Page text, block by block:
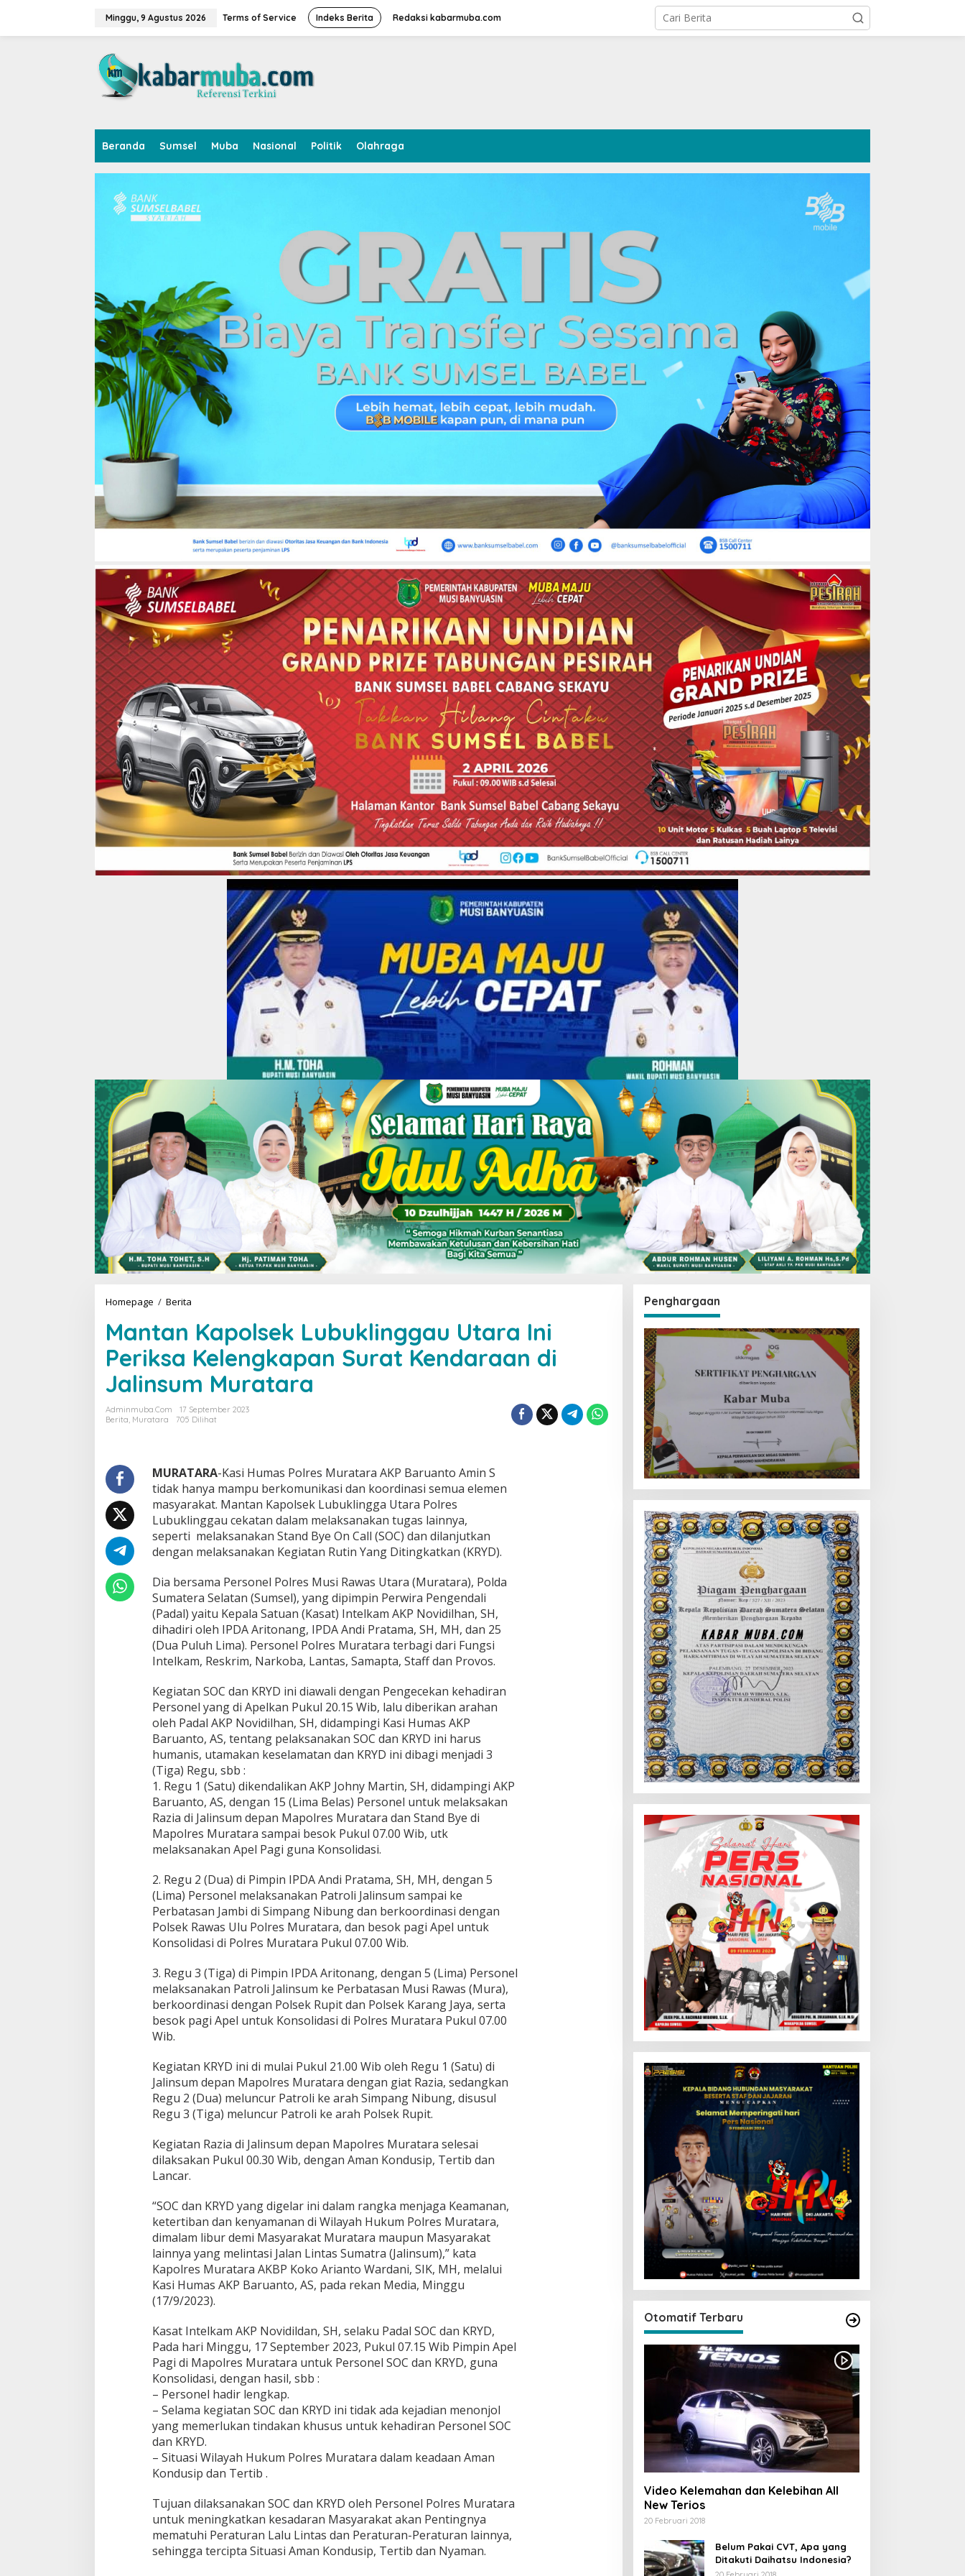
Minggu, 9 Agustus 2026 Terms of Service Indeks Berita Redaksi kabarmuba.com
Beranda Sumsel Muba Nasional Politik Olahraga
Homepage / Berita
n
a
n
K
a
p
o
k
u
b
u
l
i
g
g
a
u
U
t
a
a
I
n
i
P
e
r
s
a
K
e
l
n
g
k
a
p
a
S
u
r
a
t
n
d
a
r
a
n
d
l
i
n
s
u
m
M
u
t
a
r
a
Mantan Kapolsek Lubuklinggau Utara Ini
Periksa Kelengkapan Surat Kendaraan di
Jalinsum Muratara
Adminmuba.com
17 September 2023
Berita, Muratara 705 Dilihat
MURATARA-Kasi Humas Polres Muratara AKP Baruanto Amin S
tidak hanya mampu berkomunikasi dan koordinasi semua elemen
masyarakat. Mantan Kapolsek Lubuklingga Utara Polres
Lubuklinggau cekatan dalam melaksanakan tugas lainnya,
seperti melaksanakan Stand Bye On Call (SOC) dan dilanjutkan
dengan melaksanakan Kegiatan Rutin Yang Ditingkatkan (KRYD).
Dia bersama Personel Polres Musi Rawas Utara (Muratara), Polda
Sumatera Selatan (Sumsel), yang dipimpin Perwira Pengendali
(Padal) yaitu Kepala Satuan (Kasat) Intelkam AKP Novidilhan, SH,
dihadiri oleh IPDA Aritonang, IPDA Andi Pratama, SH, MH, dan 25
(Dua Puluh Lima). Personel Polres Muratara terbagi dari Fungsi
Intelkam, Reskrim, Narkoba, Lantas, Samapta, Staff dan Provos.
Kegiatan SOC dan KRYD ini diawali dengan Pengecekan kehadiran
Personel yang di Apelkan Pukul 20.15 Wib, lalu diberikan arahan
oleh Padal AKP Novidilhan, SH, didampingi Kasi Humas AKP
Baruanto, AS, tentang pelaksanakan SOC dan KRYD ini harus
humanis, utamakan keselamatan dan KRYD ini dibagi menjadi 3
(Tiga) Regu, sbb :
1. Regu 1 (Satu) dikendalikan AKP Johny Martin, SH, didampingi AKP
Baruanto, AS, dengan 15 (Lima Belas) Personel untuk melaksakan
Razia di Jalinsum depan Mapolres Muratara dan Stand Bye di
Mapolres Muratara sampai besok Pukul 07.00 Wib, utk
melaksanakan Apel Pagi guna Konsolidasi.
2. Regu 2 (Dua) di Pimpin IPDA Andi Pratama, SH, MH, dengan 5
(Lima) Personel melaksanakan Patroli Jalinsum sampai ke
Perbatasan Jambi di Simpang Nibung dan berkoordinasi dengan
Polsek Rawas Ulu Polres Muratara, dan besok pagi Apel untuk
Konsolidasi di Polres Muratara Pukul 07.00 Wib.
3. Regu 3 (Tiga) di Pimpin IPDA Aritonang, dengan 5 (Lima) Personel
melaksanakan Patroli Jalinsum ke Perbatasan Musi Rawas (Mura),
berkoordinasi dengan Polsek Rupit dan Polsek Karang Jaya, serta
besok pagi Apel untuk Konsolidasi di Polres Muratara Pukul 07.00
Wib.
Kegiatan KRYD ini di mulai Pukul 21.00 Wib oleh Regu 1 (Satu) di
Jalinsum depan Mapolres Muratara dengan giat Razia, sedangkan
Regu 2 (Dua) meluncur Patroli ke arah Simpang Nibung, disusul
Regu 3 (Tiga) meluncur Patroli ke arah Polsek Rupit.
Kegiatan Razia di Jalinsum depan Mapolres Muratara selesai
dilaksakan Pukul 00.30 Wib, dengan Aman Kondusip, Tertib dan
Lancar.
“SOC dan KRYD yang digelar ini dalam rangka menjaga Keamanan,
ketertiban dan kenyamanan di Wilayah Hukum Polres Muratara,
dimalam libur demi Masyarakat Muratara maupun Masyarakat
lainnya yang melintasi Jalan Lintas Sumatra (Jalinsum),” kata
Kapolres Muratara AKBP Koko Arianto Wardani, SIK, MH, melalui
Kasi Humas AKP Baruanto, AS, pada rekan Media, Minggu
(17/9/2023).
Kasat Intelkam AKP Novidildan, SH, selaku Padal SOC dan KRYD,
Pada hari Minggu, 17 September 2023, Pukul 07.15 Wib Pimpin Apel
Pagi di Mapolres Muratara untuk Personel SOC dan KRYD, guna
Konsolidasi, dengan hasil, sbb :
– Personel hadir lengkap.
– Selama kegiatan SOC dan KRYD ini tidak ada kejadian menonjol
yang memerlukan tindakan khusus untuk kehadiran Personel SOC
dan KRYD.
– Situasi Wilayah Hukum Polres Muratara dalam keadaan Aman
Kondusip dan Tertib .
Tujuan dilaksanakan SOC dan KRYD oleh Personel Polres Muratara
untuk meningkatkan kesadaran Masyarakat akan Pentingnya
mematuhi Peraturan Lalu Lintas dan Peraturan-Peraturan lainnya,
sehingga tercipta Situasi Aman Kondusip, Tertib dan Nyaman.
Penghargaan
Otomatif Terbaru
Video Kelemahan dan Kelebihan All
New Terios
20 Februari 2018
Belum Pakai CVT, Apa yang
Ditakuti Daihatsu Indonesia?